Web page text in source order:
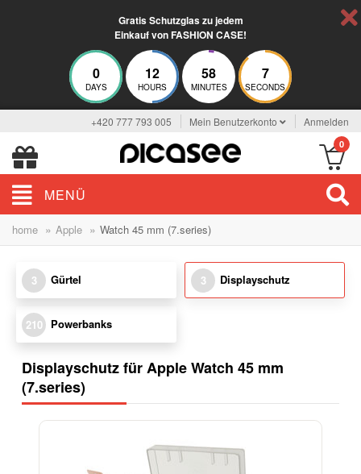
Gratis Schutzglas zu jedem
Einkauf von FASHION CASE!
0
DAYS
12
HOURS
58
MINUTES
7
SECONDS
+420 777 793 005 Mein Benutzerkonto Anmelden
0
MENÜ
home » Apple » Watch 45 mm (7.series)
3 Gürtel 3 Displayschutz
210 Powerbanks
Displayschutz für Apple Watch 45 mm
(7.series)